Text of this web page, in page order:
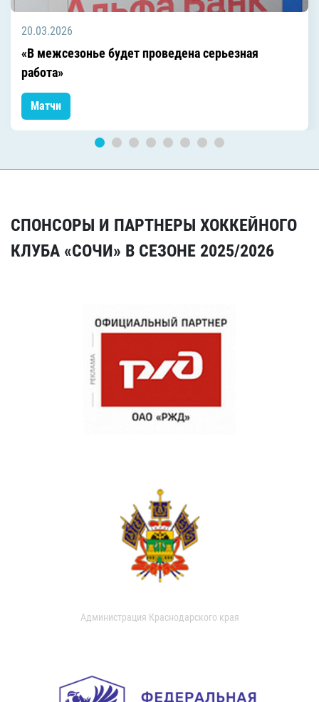
20.03.2026
«В межсезонье будет проведена серьезная
работа»
Матчи
СПОНСОРЫ И ПАРТНЕРЫ ХОККЕЙНОГО
КЛУБА «СОЧИ» В СЕЗОНЕ 2025/2026
Администрация Краснодарского края